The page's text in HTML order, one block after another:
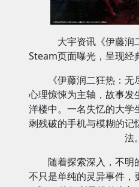
大宇资讯《伊藤润
Steam页面曝光，呈现经
《伊藤润二狂热：
心理惊悚为主轴，故事发
洋楼中。一名失忆的大学
剩残破的手机与模糊的记
法。
随着探索深入，不明
不只是单纯的灵异事件，